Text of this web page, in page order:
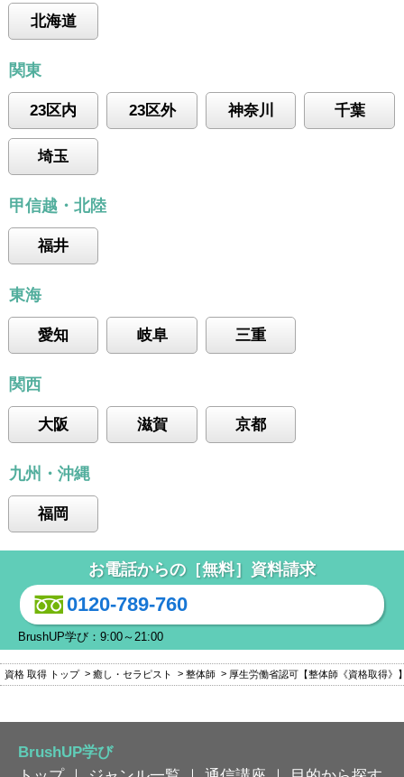
北海道
関東
23区内 23区外 神奈川 千葉
埼玉
甲信越・北陸
福井
東海
愛知 岐阜 三重
関西
大阪 滋賀 京都
九州・沖縄
福岡
お電話からの［無料］資料請求
0120-789-760
BrushUP学び：9:00～21:00
資格 取得 トップ 癒し・セラピスト 整体師 厚生労働省認可【整体師《資格取得》
BrushUP学び